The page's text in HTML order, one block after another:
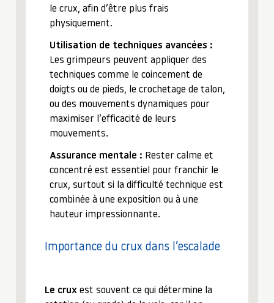
le crux, afin d’être plus frais
physiquement.
Utilisation de techniques avancées :
Les grimpeurs peuvent appliquer des
techniques comme le coincement de
doigts ou de pieds, le crochetage de talon,
ou des mouvements dynamiques pour
maximiser l’efficacité de leurs
mouvements.
Assurance mentale : Rester calme et
concentré est essentiel pour franchir le
crux, surtout si la difficulté technique est
combinée à une exposition ou à une
hauteur impressionnante.
Importance du crux dans l’escalade
Le crux est souvent ce qui détermine la